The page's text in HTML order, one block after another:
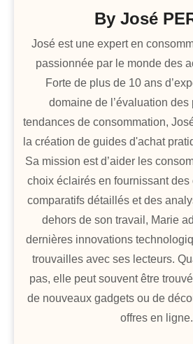
By José
José est une expert en
passionnée par le monde des
Forte de plus de 10 ans
domaine de l’évaluation des
tendances de consommation,
la création de guides d'achat
Sa mission est d’aider les
choix éclairés en fournissant
comparatifs détaillés et des
dehors de son travail, Marie
dernières innovations
trouvailles avec ses lecteurs.
pas, elle peut souvent être
de nouveaux gadgets ou de
offres en ligne.